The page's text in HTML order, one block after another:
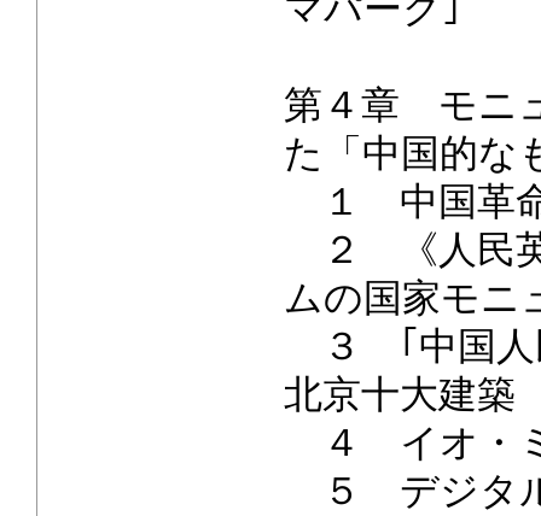
第４章 モニ
た「中国的な
１ 中国革命
２ 《人民
ムの国家モニ
３ ｢中国人
北京十大建築
４ イオ・ミ
５ デジタ